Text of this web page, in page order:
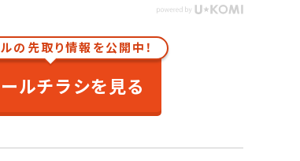
の先取り情報を公開中！
ルチラシを見る